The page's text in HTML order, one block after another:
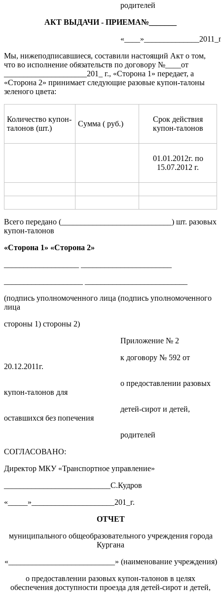
родителей
АКТ ВЫДАЧИ - ПРИЕМА№_______
Мы, нижеподписавшиеся, составили настоящий Акт о том,
что во исполнение обязательств по договору №____от
_____________________201_ г., «Сторона 1» передает, а
«Сторона 2» принимает следующие разовые купон-талоны
зеленого цвета:
Количество купон-
талонов (шт.)
Сумма ( руб.)
Срок действия
купон-талонов
01.01.2012г. по
15.07.2012 г.
Всего передано (____________________________) шт. разовых
купон-талонов
«Сторона 1» «Сторона 2»
(подпись уполномоченного лица (подпись уполномоченного
лица
стороны 1) стороны 2)
Приложение № 2
к договору № 592 от
20.12.2011г.
о предоставлении разовых
купон-талонов для
детей-сирот и детей,
оставшихся без попечения
родителей
СОГЛАСОВАНО:
Директор МКУ «Транспортное управление»
___________________________С.Кудров
«_____»_____________________201_г.
ОТЧЕТ
муниципального общеобразовательного учреждения города
Кургана
«___________________________» (наименование учреждения)
о предоставлении разовых купон-талонов в целях
обеспечения доступности проезда для детей-сирот и детей,